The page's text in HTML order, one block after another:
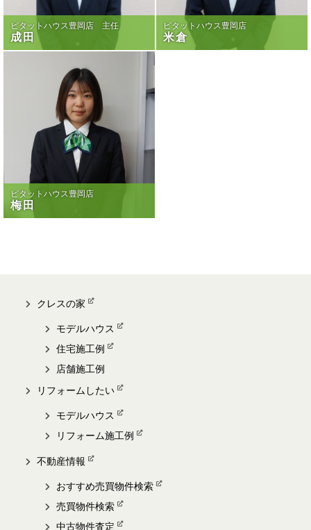
ピタットハウス豊岡店 主任
成田
ピタットハウス豊岡店
米倉
ピタットハウス豊岡店
梅田
クレスの家
モデルハウス
住宅施工例
店舗施工例
リフォームしたい
モデルハウス
リフォーム施工例
不動産情報
おすすめ売買物件検索
売買物件検索
中古物件査定